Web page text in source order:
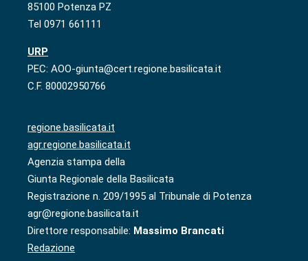
85100 Potenza PZ
Tel 0971 661111
URP
PEC: AOO-giunta@cert.regione.basilicata.it
C.F. 80002950766
regione.basilicata.it
agr.regione.basilicata.it
Agenzia stampa della
Giunta Regionale della Basilicata
Registrazione n. 209/1995 al Tribunale di Potenza
agr@regione.basilicata.it
Direttore responsabile: Massimo Brancati
Redazione